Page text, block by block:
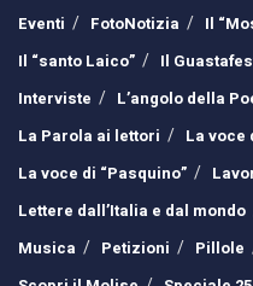
Eventi
FotoNotizia
Il
Il “santo Laico”
Il
Interviste
L’angolo della
La Parola ai lettori
La voce
La voce di “Pasquino”
Lettere dall’Italia e dal mondo
Musica
Petizioni Pillole